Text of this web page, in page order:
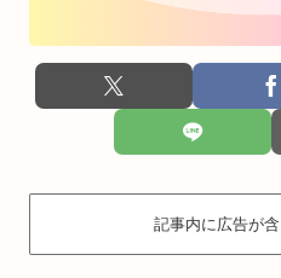
記事内に広告が含